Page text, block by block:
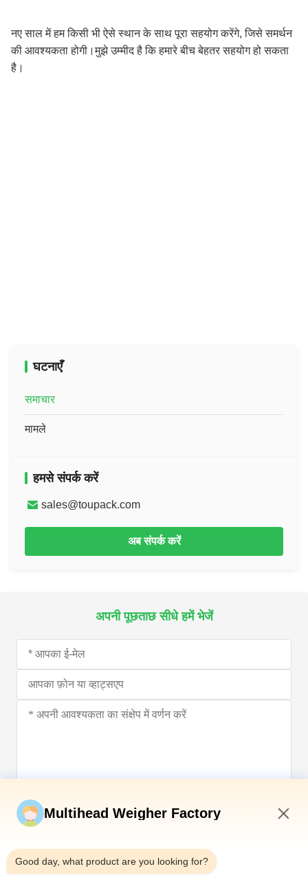
नए साल में हम किसी भी ऐसे स्थान के साथ पूरा सहयोग करेंगे, जिसे समर्थन
की आवश्यकता होगी।मुझे उम्मीद है कि हमारे बीच बेहतर सहयोग हो सकता
है।
घटनाएँ
समाचार
मामले
हमसे संपर्क करें
sales@toupack.com
अब संपर्क करें
अपनी पूछताछ सीधे हमें भेजें
Multihead Weigher Factory
Good day, what product are you looking for?